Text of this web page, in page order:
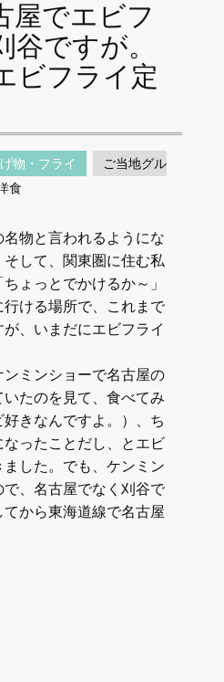
屋でエビフ
谷ですが。
ビフライ定
物・フライ
ご当地グル
食
物と言われるようにな
して、関東圏に住む私
ょっとでかけるか～」
ける場所で、これまで
、いまだにエビフライ
ミンショーで名古屋の
たのを見て、食べてみ
きなんですよ。）、ち
なったことだし、とエビ
した。でも、ケンミン
、名古屋でなく刈谷で
から東海道線で名古屋